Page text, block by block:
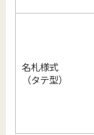
名札様式
（タテ型）